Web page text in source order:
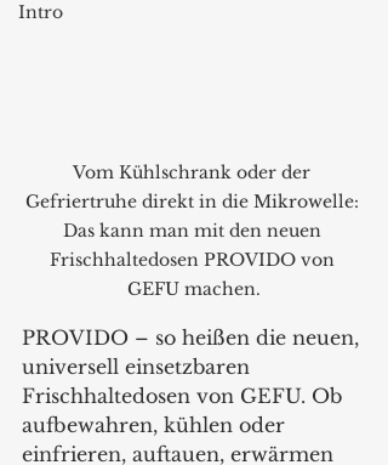
Intro
Vom Kühlschrank oder der
Gefriertruhe direkt in die Mikrowelle:
Das kann man mit den neuen
Frischhaltedosen PROVIDO von
GEFU machen.
PROVIDO – so heißen die neuen,
universell einsetzbaren
Frischhaltedosen von GEFU. Ob
aufbewahren, kühlen oder
einfrieren, auftauen, erwärmen